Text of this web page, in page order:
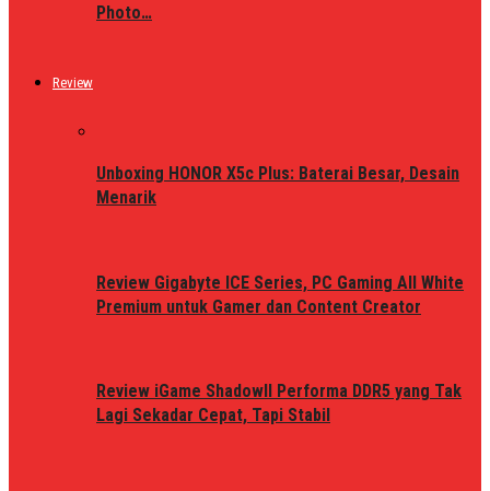
Photo…
Review
Unboxing HONOR X5c Plus: Baterai Besar, Desain
Menarik
Review Gigabyte ICE Series, PC Gaming All White
Premium untuk Gamer dan Content Creator
Review iGame ShadowII Performa DDR5 yang Tak
Lagi Sekadar Cepat, Tapi Stabil